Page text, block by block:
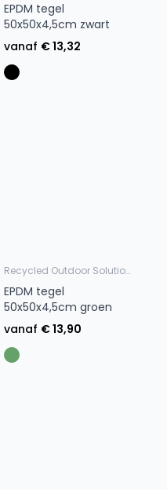
EPDM tegel
50x50x4,5cm zwart
vanaf € 13,32
Recycled Outdoor Solutions
EPDM tegel
50x50x4,5cm groen
vanaf € 13,90